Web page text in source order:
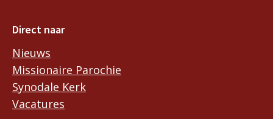
Direct naar
Nieuws
Missionaire Parochie
Synodale Kerk
Vacatures